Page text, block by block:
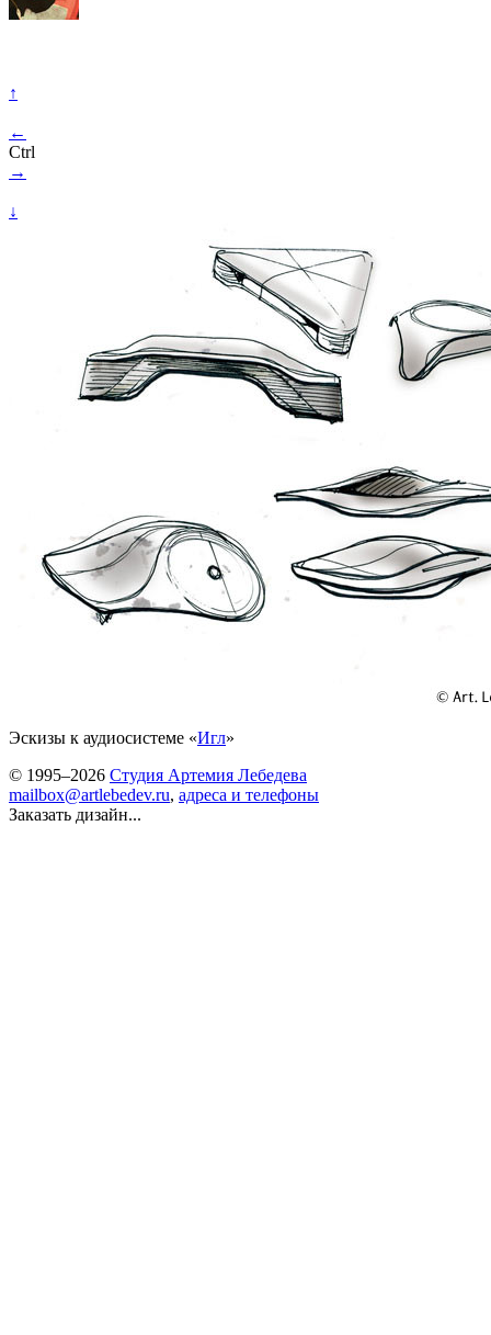
↑
←
Ctrl
→
↓
Эскизы к аудиосистеме «Игл»
© 1995–2026 Студия Артемия Лебедева
mailbox@artlebedev.ru, адреса и телефоны
Заказать дизайн...